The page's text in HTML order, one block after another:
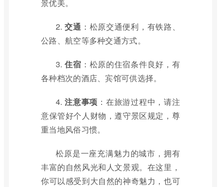
景优美。
2.交通 ：松原交通便利，有铁路、
公路、航空等多种交通方式。
3.住宿 ：松原的住宿条件良好，有
各种档次的酒店、宾馆可供选择。
4.注意事项 ：在旅游过程中，请注
意保管好个人财物，遵守景区规定，尊
重当地风俗习惯。
松原是一座充满魅力的城市，拥有
丰富的自然风光和人文景观。在这里，
你可以感受到大自然的神奇魅力，也可